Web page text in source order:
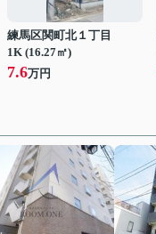
練馬区関町北１丁目
1K (16.27㎡)
7.6万円